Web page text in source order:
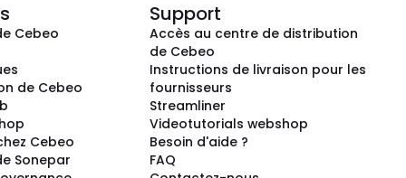
Cebeo
de Cebeo
Cebeo
Sonepar
Support
Accès au centre de distribution
de Cebeo
Instructions de livraison pour les
fournisseurs
Streamliner
Videotutorials webshop
Besoin d'aide ?
FAQ